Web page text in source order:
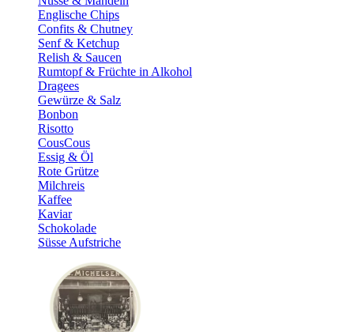
Englische Chips
Confits & Chutney
Senf & Ketchup
Relish & Saucen
Rumtopf & Früchte in Alkohol
Dragees
Gewürze & Salz
Bonbon
Risotto
CousCous
Essig & Öl
Rote Grütze
Milchreis
Kaffee
Kaviar
Schokolade
Süsse Aufstriche